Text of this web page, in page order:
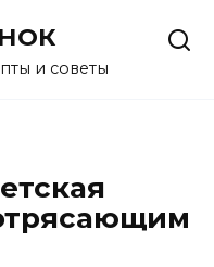
и советы